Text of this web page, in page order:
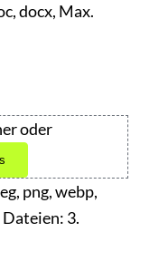
docx, Max.
oder
png, webp,
3.